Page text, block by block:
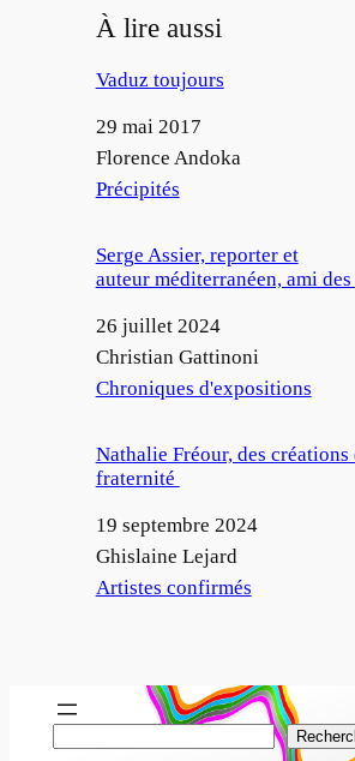
À lire aussi
Vaduz toujours
Date
29 mai 2017
Auteur
Florence Andoka
Par rapport à
Précipités
Serge Assier, reporter et
auteur méditerranéen, ami des
Date
26 juillet 2024
Auteur
Christian Gattinoni
Par rapport à
Chroniques d'expositions
Nathalie Fréour, des créations
fraternité
Date
19 septembre 2024
Auteur
Ghislaine Lejard
Par rapport à
Artistes confirmés